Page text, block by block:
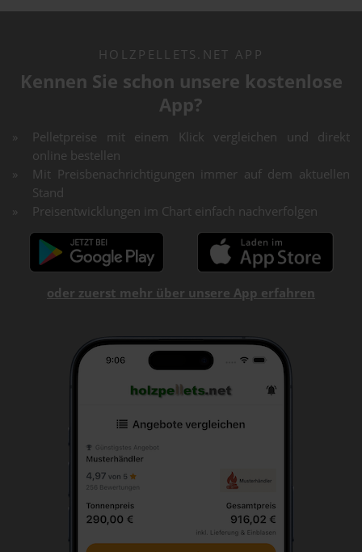
HOLZPELLETS.NET APP
Kennen Sie schon unsere kostenlose
App?
Pelletpreise mit einem Klick vergleichen und direkt
online bestellen
Mit Preisbenachrichtigungen immer auf dem aktuellen
Stand
Preisentwicklungen im Chart einfach nachverfolgen
oder zuerst mehr über unsere App erfahren